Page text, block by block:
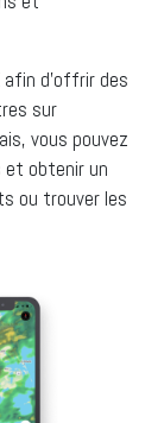
afin d’offrir des
sur
vous pouvez
et obtenir un
ou trouver les